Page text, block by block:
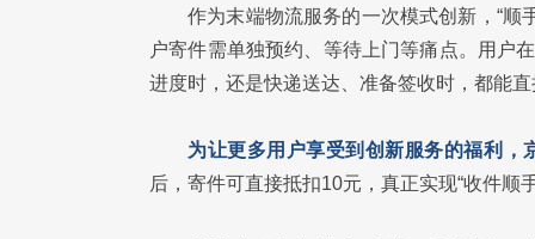
作为末端物流服务的一次模式创新，“顺
户寄件需单独预约、等待上门等痛点。用户
进度时，还是快递送达、准备签收时，都能
为让更多用户享受到创新服务的福利，
后，寄件可直接抵扣10元，真正实现“收件顺